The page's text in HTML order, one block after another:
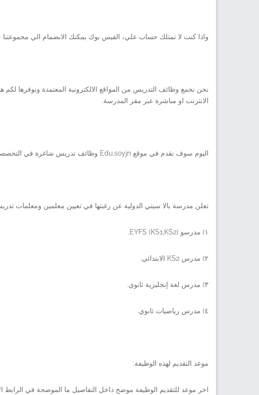
واذا كنت لا تمتلك حساب علي، الفيس بوك يمكنك الانضمام الي مجموعتنا
نحن نجمع وظائف التدريس من المواقع الالكترونية المعتمدة ونوفرها لكم
الانترنت او مباشرة عبر مقر المدرسة.
اليوم سوف نقدم في موقع Edu.soyjn وظائف تدريس شاغرة في التخصصات التالية – يرجي الاطلاع عليها جيد والاطلاع علي تفاصيلها قبل التقديم فيه
تعلن مدرسة بالا سيتي الدولية عن رغبتها في تعيين معلمين ومعلمات تدريس للعام الدراسي
١) مدرسو EYFS (KS1,KS2).
٢) مدرس KS2 الابتدائي.
٣) مدرس لغة إنجليزية ثانوي.
٤) مدرس رياضيات ثانوي.
موعد التقديم لهذه الوظيفة:
اخر موعد للتقديم الوظيفة موضح داخل التفاصيل ما الموضحة في الرابط